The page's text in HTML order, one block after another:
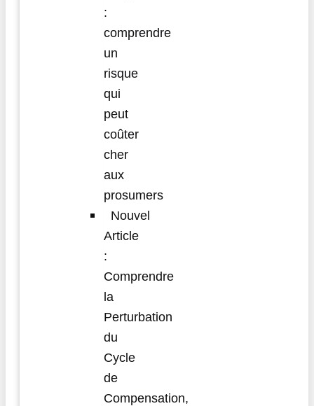
:
comprendre
un
risque
qui
peut
coûter
cher
aux
prosumers
Nouvel
Article
:
Comprendre
la
Perturbation
du
Cycle
de
Compensation,